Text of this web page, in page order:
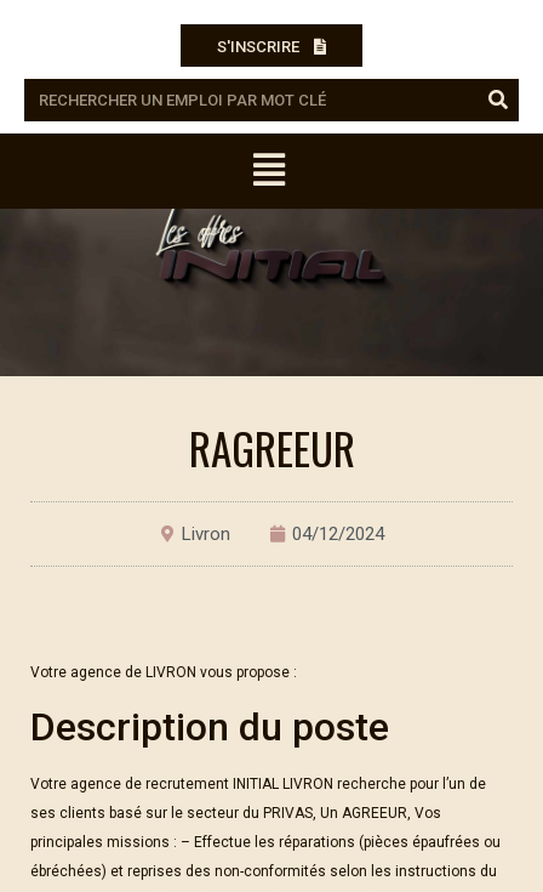
S'INSCRIRE
RAGREEUR
Livron 04/12/2024
Votre agence de LIVRON vous propose :
Description du poste
Votre agence de recrutement INITIAL LIVRON recherche pour l’un de
ses clients basé sur le secteur du PRIVAS, Un AGREEUR, Vos
principales missions : – Effectue les réparations (pièces épaufrées ou
ébréchées) et reprises des non-conformités selon les instructions du